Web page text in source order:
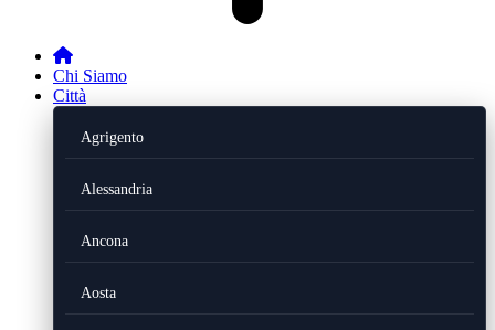
Chi Siamo
Città
Agrigento
Alessandria
Ancona
Aosta